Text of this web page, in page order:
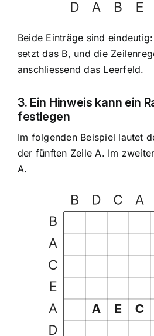
Beide Einträge sind
setzt das B, und die
anschliessend das Leerfeld.
3. Ein Hinweis kann ein
festlegen
Im folgenden Beispiel lautet
der fünften Zeile A. Im
A.